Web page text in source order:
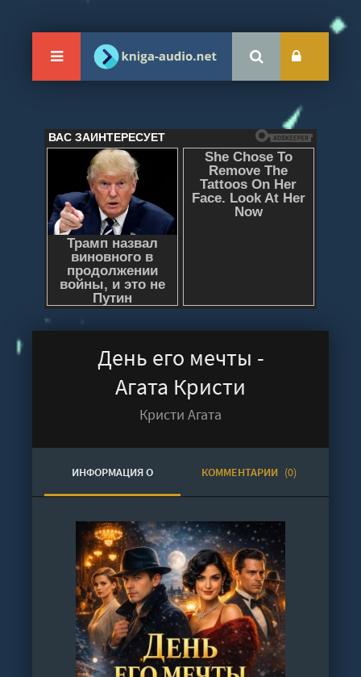
День его мечты -
Агата Кристи
Кристи Агата
ИНФОРМАЦИЯ О
АУДИОКНИГЕ
КОММЕНТАРИИ (0)